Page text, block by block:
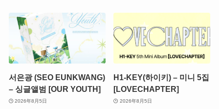
서은광 (SEO EUNKWANG)
– 싱글앨범 [OUR YOUTH]
2026年8月5日
H1-KEY(하이키) – 미니 5집
[LOVECHAPTER]
2026年8月5日